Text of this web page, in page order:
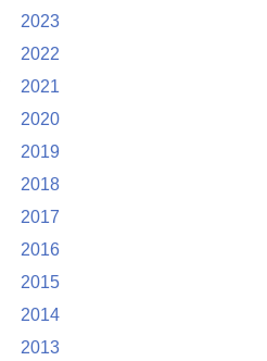
2023
2022
2021
2020
2019
2018
2017
2016
2015
2014
2013